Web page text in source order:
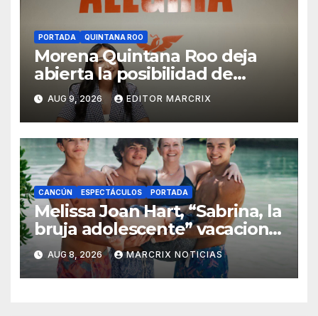
PORTADA QUINTANA ROO
Morena Quintana Roo deja
abierta la posibilidad de
sumar a Lidia Rojas
AUG 9, 2026 EDITOR MARCRIX
CANCÚN ESPECTÁCULOS PORTADA
Melissa Joan Hart, “Sabrina, la
bruja adolescente” vacaciona
con su familia en Cancún
AUG 8, 2026 MARCRIX NOTICIAS